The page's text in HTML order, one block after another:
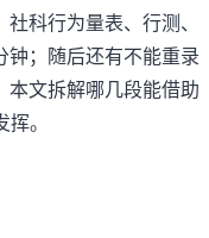
科行为量表、行测、
钟；随后还有不能重录
本文拆解哪几段能借助
。